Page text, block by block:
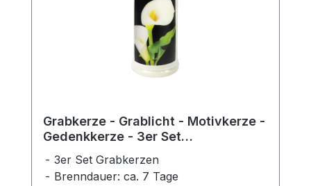
Grabkerze - Grablicht - Motivkerze -
Gedenkkerze - 3er Set
3er Set Grabkerzen
Brenndauer: ca. 7 Tage